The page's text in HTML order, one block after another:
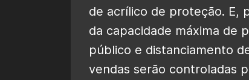
de acrílico de proteção. E,
da capacidade máxima de
público e distanciamento
vendas serão controladas